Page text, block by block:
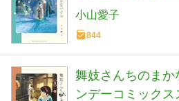
小山愛子
844
舞妓さんちのま
ンデーコミックス